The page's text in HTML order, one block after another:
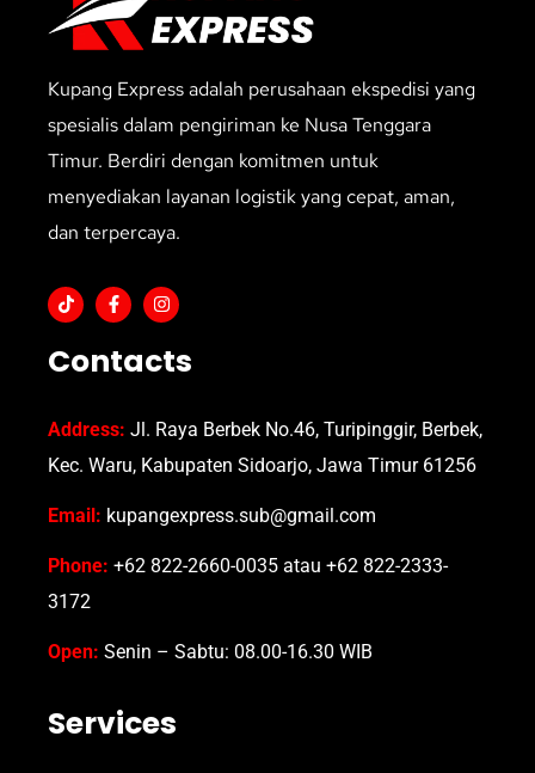
Kupang Express adalah perusahaan ekspedisi yang
spesialis dalam pengiriman ke Nusa Tenggara
Timur. Berdiri dengan komitmen untuk
menyediakan layanan logistik yang cepat, aman,
dan terpercaya.
Contacts
Address: Jl. Raya Berbek No.46, Turipinggir, Berbek,
Kec. Waru, Kabupaten Sidoarjo, Jawa Timur 61256
Email: kupangexpress.sub@gmail.com
Phone: +62 822-2660-0035 atau +62 822-2333-
3172
Open: Senin – Sabtu: 08.00-16.30 WIB
Services